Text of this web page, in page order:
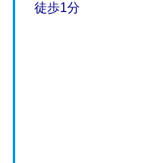
徒歩1分